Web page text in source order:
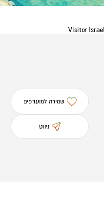
שמירה למועדפים
ניווט